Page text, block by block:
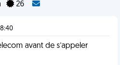
26
avant de s’appeler